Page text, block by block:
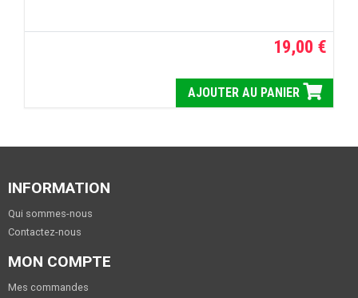
19,00 €
AJOUTER AU PANIER
INFORMATION
Qui sommes-nous
Contactez-nous
MON COMPTE
Mes commandes